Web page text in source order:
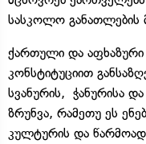
სასკოლო განათლების
ქართული და
კონსტიტუციით
სვანურის, ჭანურისა
ზრუნვა, რამეთუ ეს
კულტურის და